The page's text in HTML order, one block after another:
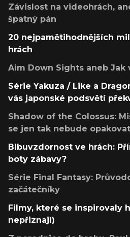
Závislost na videohrách,
špatný pán
20 nejpamětihodnějších
hrách
Aim Down Sights aneb Jak
Série Yakuza / Like a
vás japonské podsvětí
Shadow of the Colossus:
se jen tak nebude opakovat
Blbuvzdornost ve hrách:
boty zábavy?
Série Final Fantasy:
začátečníky
Filmy, které se inspirovaly
nepřiznají)